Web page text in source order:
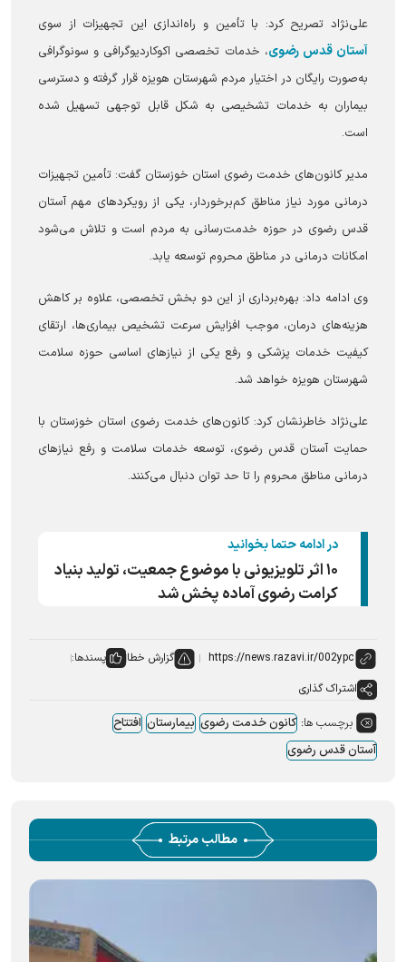
علی‌نژاد تصریح کرد: با تأمین و راه‌اندازی این تجهیزات از سوی
آستان قدس رضوی، خدمات تخصصی اکوکاردیوگرافی و سونوگرافی
به‌صورت رایگان در اختیار مردم شهرستان هویزه قرار گرفته و دسترسی
بیماران به خدمات تشخیصی به شکل قابل توجهی تسهیل شده
است.
مدیر کانون‌های خدمت رضوی استان خوزستان گفت: تأمین تجهیزات
درمانی مورد نیاز مناطق کم‌برخوردار، یکی از رویکرد‌های مهم آستان
قدس رضوی در حوزه خدمت‌رسانی به مردم است و تلاش می‌شود
امکانات درمانی در مناطق محروم توسعه یابد.
وی ادامه داد: بهره‌برداری از این دو بخش تخصصی، علاوه بر کاهش
هزینه‌های درمان، موجب افزایش سرعت تشخیص بیماری‌ها، ارتقای
کیفیت خدمات پزشکی و رفع یکی از نیاز‌های اساسی حوزه سلامت
شهرستان هویزه خواهد شد.
علی‌نژاد خاطرنشان کرد: کانون‌های خدمت رضوی استان خوزستان با
حمایت آستان قدس رضوی، توسعه خدمات سلامت و رفع نیاز‌های
درمانی مناطق محروم را تا حد توان دنبال می‌کنند.
در ادامه حتما بخوانید
۱۰ اثر تلویزیونی با موضوع جمعیت، تولید بنیاد
کرامت رضوی آماده پخش شد
گزارش خطا
پسندها:
اشتراک گذاری
برچسب ها: کانون خدمت رضوی بیمارستان افتتاح
آستان قدس رضوی
مطالب مرتبط